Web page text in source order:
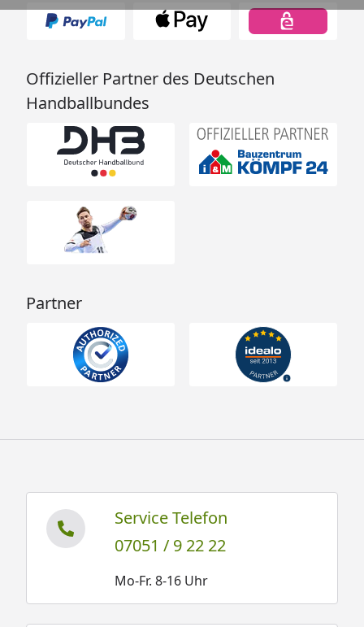
Offizieller Partner des Deutschen
Handballbundes
Partner
Service Telefon
07051 / 9 22 22
Mo-Fr. 8-16 Uhr